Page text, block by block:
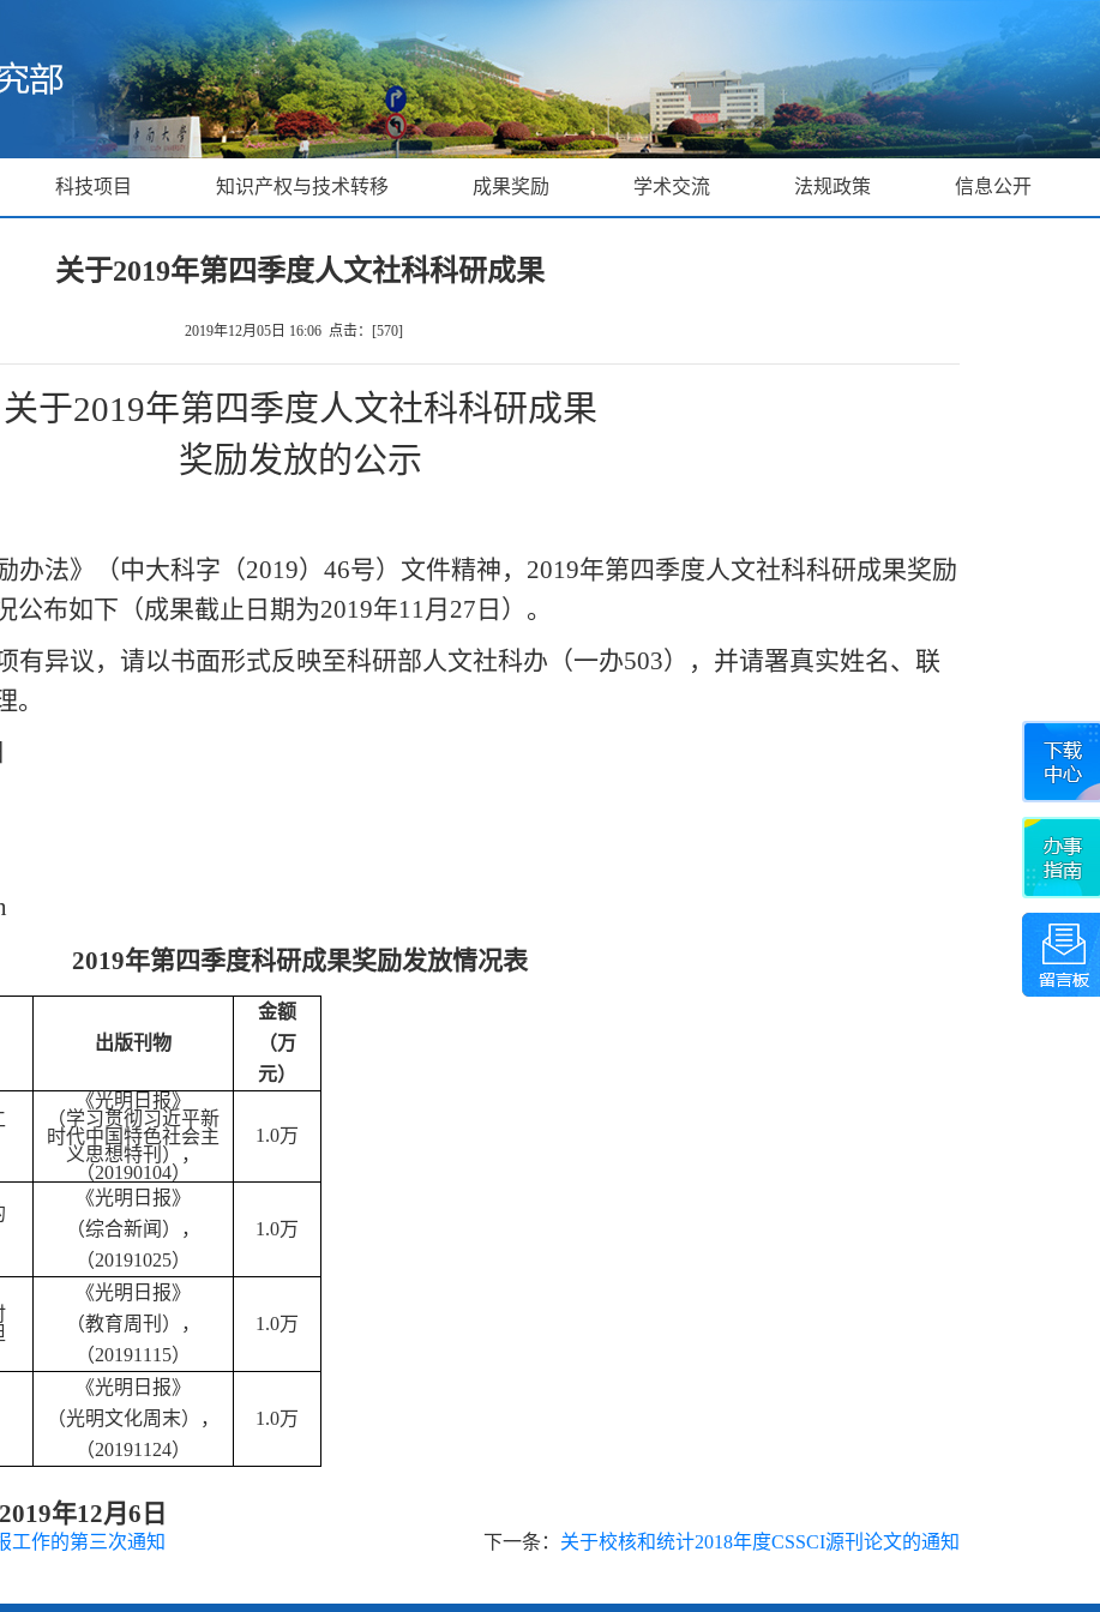
科技项目 知识产权与技术转移 成果奖励 学术交流 法规政策 信息公开
关于2019年第四季度人文社科科研成果
2019年12月05日 16:06 点击：[570]
关于2019年第四季度人文社科科研成果
奖励发放的公示
办法》（中大科字（2019）46号）文件精神，2019年第四季度人文社科科研成果奖励
布如下（成果截止日期为2019年11月27日）。
有异议，请以书面形式反映至科研部人文社科办（一办503），并请署真实姓名、联
2019年第四季度科研成果奖励发放情况表
出版刊物
金额
（万
元）
《光明日报》
（学习贯彻习近平新
时代中国特色社会主
义思想特刊），
（20190104）
1.0万
《光明日报》
（综合新闻），
（20191025）
1.0万
《光明日报》
（教育周刊），
（20191115）
1.0万
《光明日报》
（光明文化周末），
（20191124）
1.0万
2019年12月6日
工作的第三次通知 下一条： 关于校核和统计2018年度CSSCI源刊论文的通知